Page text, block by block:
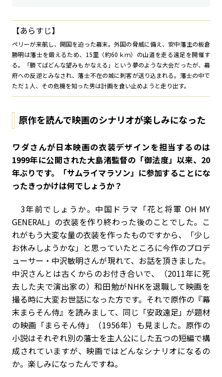
【あらすじ】
ペリーが来航し、開国を迫った幕末。外国の脅威に備え、安中藩主の板倉
勝明は藩士を鍛えるため、15里（約60ｋｍ）の山道を走る遠足を開催す
る。「勝てばどんな望みもかなえる」という夢のような大会だったが、幕
府への反逆とみなされ、藩士不在の城に刺客が送り込まれる。藩士の中で
ただ１人、その危機を知った男は計画を食い止めようと走り出す。
原作を読んで映画のシナリオが楽しみになった
――ワダさんが日本映画の衣装デザインを担当するのは
1999年に公開された大島渚監督の「御法度」以来、20
年ぶりです。「サムライマラソン」に参加することにな
ったきっかけは何でしょうか？
3年前でしょうか。中国ドラマ「花と将軍 OH MY
GENERAL」の衣装を作り終わった後のことでした。こ
れがもう大変な量の衣装を作ったものですから、「少し
お休みしようかな」と思っていたところに今作のプロデ
ューサー・中沢敏明さんが現れて、お話を頂きました。
中沢さんとは古くからのお付き合いで、（2011年に死
去した夫で演出家の）和田勉がNHKを退職して映画を
撮る時に大変お世話になった方です。それで原作の『幕
末まらそん侍』を読みまして、同じ「安政遠足」が題材
の映画「まらそん侍」（1956年）も見ました。原作の
小説はそれぞれ別の藩士を主人公にした五つの短編で構
成されていますが、映画ではどんなシナリオになるの
か。楽しみになったんですね。